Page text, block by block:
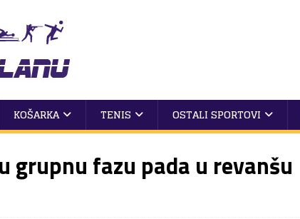
KOŠARKA TENIS OSTALI SPORTOVI
grupnu fazu pada u revanšu